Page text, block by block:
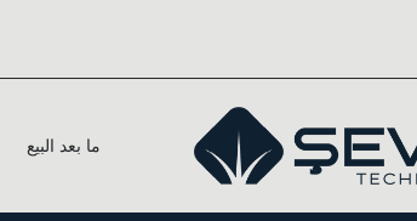
ما بعد البيع